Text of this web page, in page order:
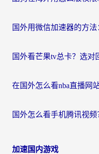
加速国内游戏